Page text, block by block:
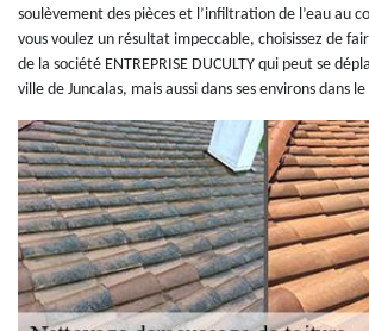
soulèvement des pièces et l’infiltration de l’eau au
vous voulez un résultat impeccable, choisissez de
de la société ENTREPRISE DUCULTY qui peut se
ville de Juncalas, mais aussi dans ses environs dans